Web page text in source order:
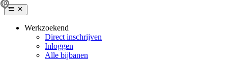
Werkzoekend
Direct inschrijven
Inloggen
Alle bijbanen